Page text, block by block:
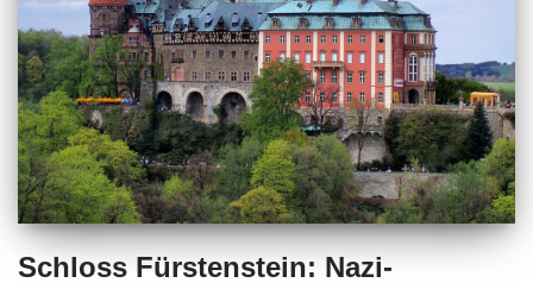
Schloss Fürstenstein: Nazi-